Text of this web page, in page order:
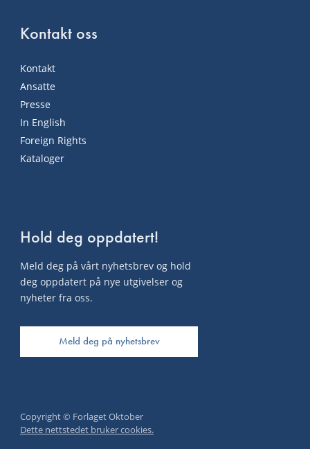
Kontakt oss
Kontakt
Ansatte
Presse
In English
Foreign Rights
Kataloger
Hold deg oppdatert!
Meld deg på vårt nyhetsbrev og hold
deg oppdatert på nye utgivelser og
nyheter fra oss.
Meld deg på nyhetsbrev
Copyright © Forlaget Oktober
Dette nettstedet bruker cookies.